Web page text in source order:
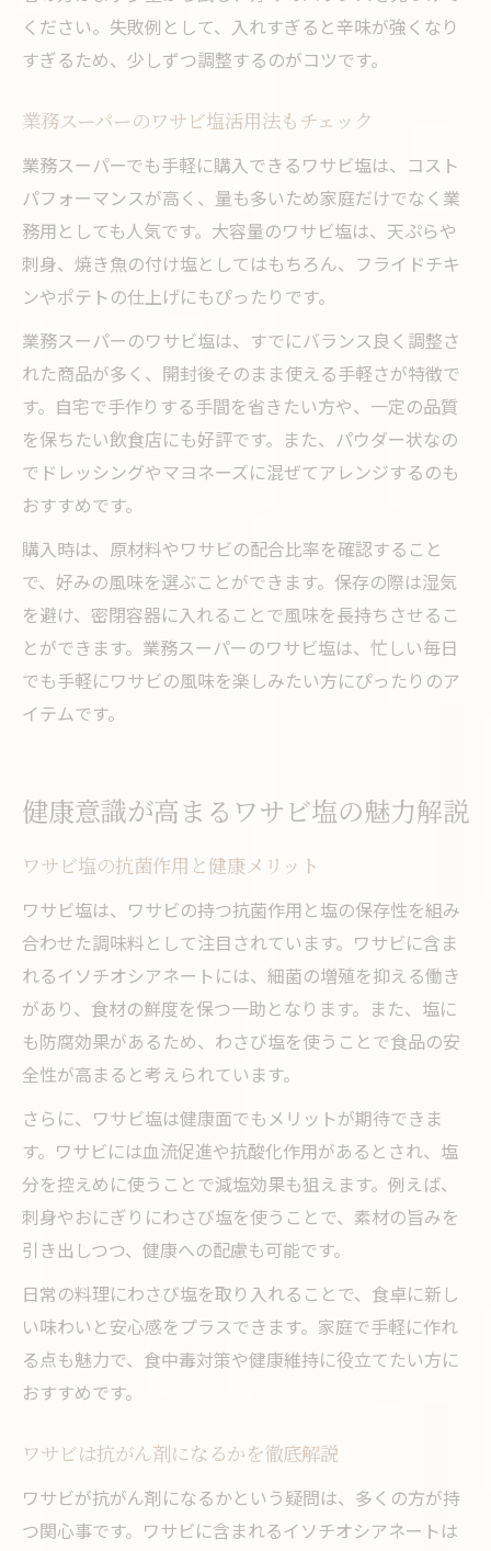
ください。失敗例として、入れすぎると辛味が強くなり
すぎるため、少しずつ調整するのがコツです。
業務スーパーのワサビ塩活用法もチェック
業務スーパーでも手軽に購入できるワサビ塩は、コスト
パフォーマンスが高く、量も多いため家庭だけでなく業
務用としても人気です。大容量のワサビ塩は、天ぷらや
刺身、焼き魚の付け塩としてはもちろん、フライドチキ
ンやポテトの仕上げにもぴったりです。
業務スーパーのワサビ塩は、すでにバランス良く調整さ
れた商品が多く、開封後そのまま使える手軽さが特徴で
す。自宅で手作りする手間を省きたい方や、一定の品質
を保ちたい飲食店にも好評です。また、パウダー状なの
でドレッシングやマヨネーズに混ぜてアレンジするのも
おすすめです。
購入時は、原材料やワサビの配合比率を確認すること
で、好みの風味を選ぶことができます。保存の際は湿気
を避け、密閉容器に入れることで風味を長持ちさせるこ
とができます。業務スーパーのワサビ塩は、忙しい毎日
でも手軽にワサビの風味を楽しみたい方にぴったりのア
イテムです。
健康意識が高まるワサビ塩の魅力解説
ワサビ塩の抗菌作用と健康メリット
ワサビ塩は、ワサビの持つ抗菌作用と塩の保存性を組み
合わせた調味料として注目されています。ワサビに含ま
れるイソチオシアネートには、細菌の増殖を抑える働き
があり、食材の鮮度を保つ一助となります。また、塩に
も防腐効果があるため、わさび塩を使うことで食品の安
全性が高まると考えられています。
さらに、ワサビ塩は健康面でもメリットが期待できま
す。ワサビには血流促進や抗酸化作用があるとされ、塩
分を控えめに使うことで減塩効果も狙えます。例えば、
刺身やおにぎりにわさび塩を使うことで、素材の旨みを
引き出しつつ、健康への配慮も可能です。
日常の料理にわさび塩を取り入れることで、食卓に新し
い味わいと安心感をプラスできます。家庭で手軽に作れ
る点も魅力で、食中毒対策や健康維持に役立てたい方に
おすすめです。
ワサビは抗がん剤になるかを徹底解説
ワサビが抗がん剤になるかという疑問は、多くの方が持
つ関心事です。ワサビに含まれるイソチオシアネートは